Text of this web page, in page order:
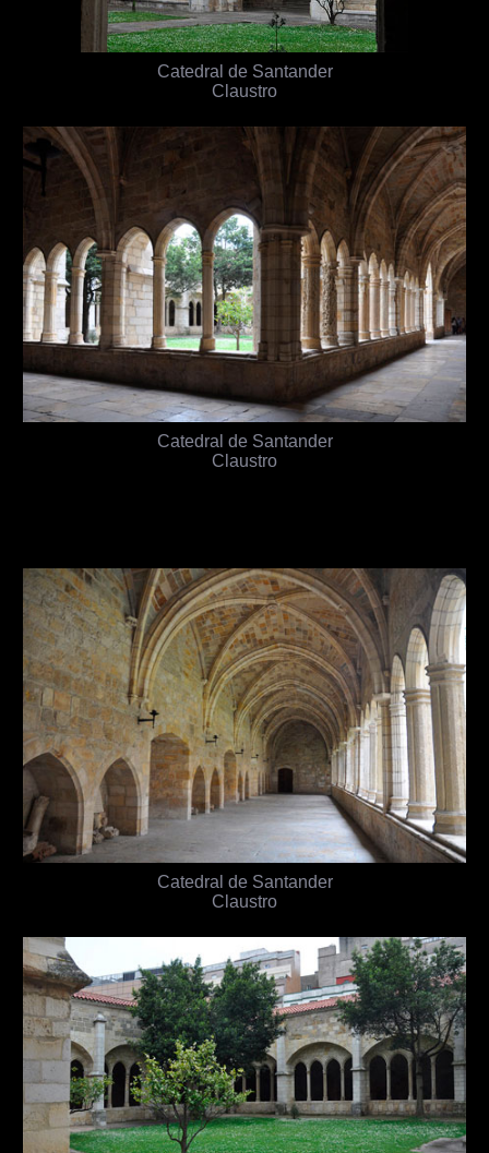
Catedral de Santander
Claustro
Catedral de Santander
Claustro
Catedral de Santander
Claustro